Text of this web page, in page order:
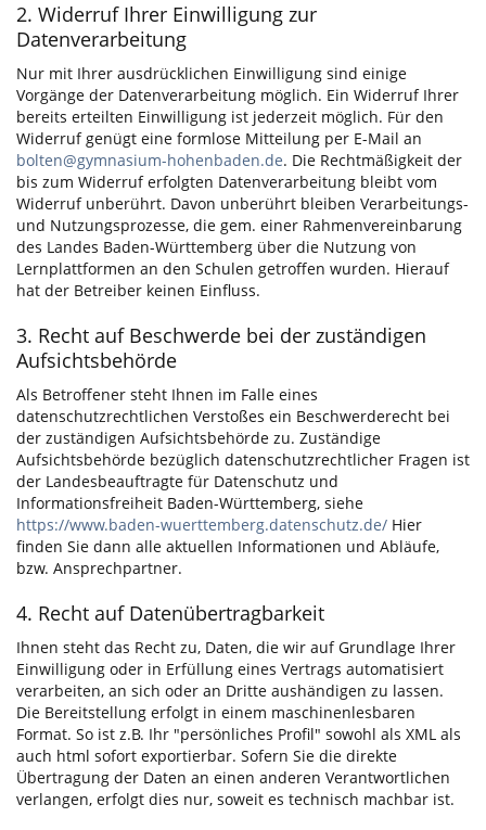
2. Widerruf Ihrer Einwilligung zur
Datenverarbeitung
Nur mit Ihrer ausdrücklichen Einwilligung sind einige
Vorgänge der Datenverarbeitung möglich. Ein Widerruf Ihrer
bereits erteilten Einwilligung ist jederzeit möglich. Für den
Widerruf genügt eine formlose Mitteilung per E-Mail an
bolten@gymnasium-hohenbaden.de. Die Rechtmäßigkeit der
bis zum Widerruf erfolgten Datenverarbeitung bleibt vom
Widerruf unberührt. Davon unberührt bleiben Verarbeitungs-
und Nutzungsprozesse, die gem. einer Rahmenvereinbarung
des Landes Baden-Württemberg über die Nutzung von
Lernplattformen an den Schulen getroffen wurden. Hierauf
hat der Betreiber keinen Einfluss.
3. Recht auf Beschwerde bei der zuständigen
Aufsichtsbehörde
Als Betroffener steht Ihnen im Falle eines
datenschutzrechtlichen Verstoßes ein Beschwerderecht bei
der zuständigen Aufsichtsbehörde zu. Zuständige
Aufsichtsbehörde bezüglich datenschutzrechtlicher Fragen ist
der Landesbeauftragte für Datenschutz und
Informationsfreiheit Baden-Württemberg, siehe
https://www.baden-wuerttemberg.datenschutz.de/ Hier
finden Sie dann alle aktuellen Informationen und Abläufe,
bzw. Ansprechpartner.
4. Recht auf Datenübertragbarkeit
Ihnen steht das Recht zu, Daten, die wir auf Grundlage Ihrer
Einwilligung oder in Erfüllung eines Vertrags automatisiert
verarbeiten, an sich oder an Dritte aushändigen zu lassen.
Die Bereitstellung erfolgt in einem maschinenlesbaren
Format. So ist z.B. Ihr "persönliches Profil" sowohl als XML als
auch html sofort exportierbar. Sofern Sie die direkte
Übertragung der Daten an einen anderen Verantwortlichen
verlangen, erfolgt dies nur, soweit es technisch machbar ist.